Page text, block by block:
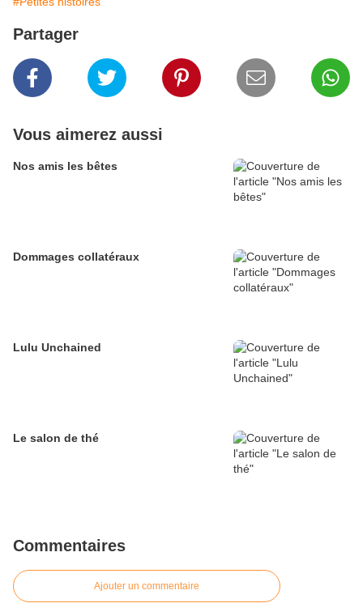
Partager
Vous aimerez aussi
Nos amis les bêtes
Dommages collatéraux
Lulu Unchained
Le salon de thé
Commentaires
Ajouter un commentaire